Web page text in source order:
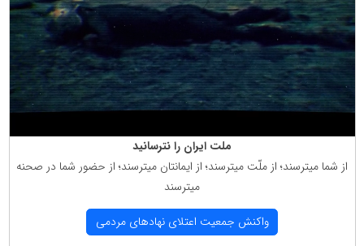
ملت ایران را نترسانید
از شما میترسند؛ از ملّت میترسند؛ از ایمانتان میترسند؛ از حضور شما در صحنه
میترسند
واكنش جمعیت اعتلای نهادهای مردمی